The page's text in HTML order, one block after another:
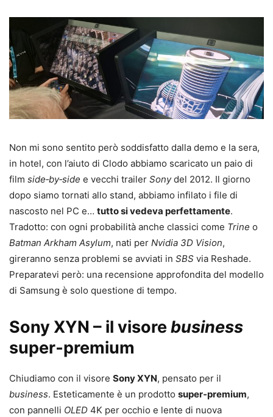
Non mi sono sentito però soddisfatto dalla demo e la sera,
in hotel, con l’aiuto di Clodo abbiamo scaricato un paio di
film side‑by‑side e vecchi trailer Sonydel 2012. Il giorno
dopo siamo tornati allo stand, abbiamo infilato i file di
nascosto nel PC e… tutto si vedeva perfettamente.
Tradotto: con ogni probabilità anche classici come Trine o
Batman Arkham Asylum, nati per Nvidia 3D Vision,
gireranno senza problemi se avviati in SBS via Reshade.
Preparatevi però: una recensione approfondita del modello
di Samsung è solo questione di tempo.
Sony XYN – il visore business
super‑premium
Chiudiamo con il visore Sony XYN, pensato per il
business. Esteticamente è un prodotto super‑premium,
con pannelli OLED 4K per occhio e lente di nuova